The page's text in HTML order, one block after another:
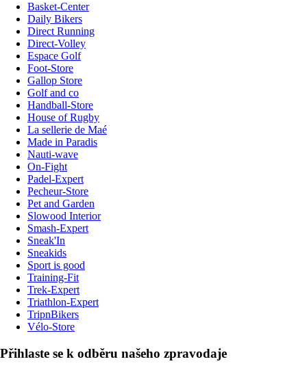
Basket-Center
Daily Bikers
Direct Running
Direct-Volley
Espace Golf
Foot-Store
Gallop Store
Golf and co
Handball-Store
House of Rugby
La sellerie de Maé
Made in Paradis
Nauti-wave
On-Fight
Padel-Expert
Pecheur-Store
Pet and Garden
Slowood Interior
Smash-Expert
Sneak'In
Sneakids
Sport is good
Training-Fit
Trek-Expert
Triathlon-Expert
TripnBikers
Vélo-Store
Přihlaste se k odběru našeho zpravodaje